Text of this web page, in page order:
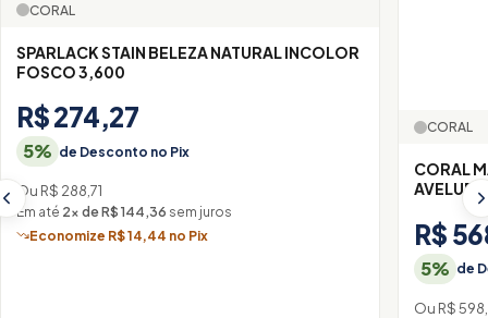
CORAL
SPARLACK STAIN BELEZA NATURAL INCOLOR
FOSCO 3,600
R$ 274,27
5% de Desconto no Pix
Ou R$ 288,71
Em até 2× de R$ 144,36 sem juros
Economize R$ 14,44 no Pix
CORAL
CORAL
R$
5% de
Ou R$